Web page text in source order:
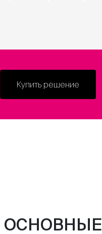
Купить решение